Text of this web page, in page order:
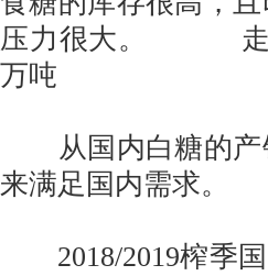
压力很大。 走私
万吨
从国内白糖的产
来满足国内需求。
2018/2019榨季国